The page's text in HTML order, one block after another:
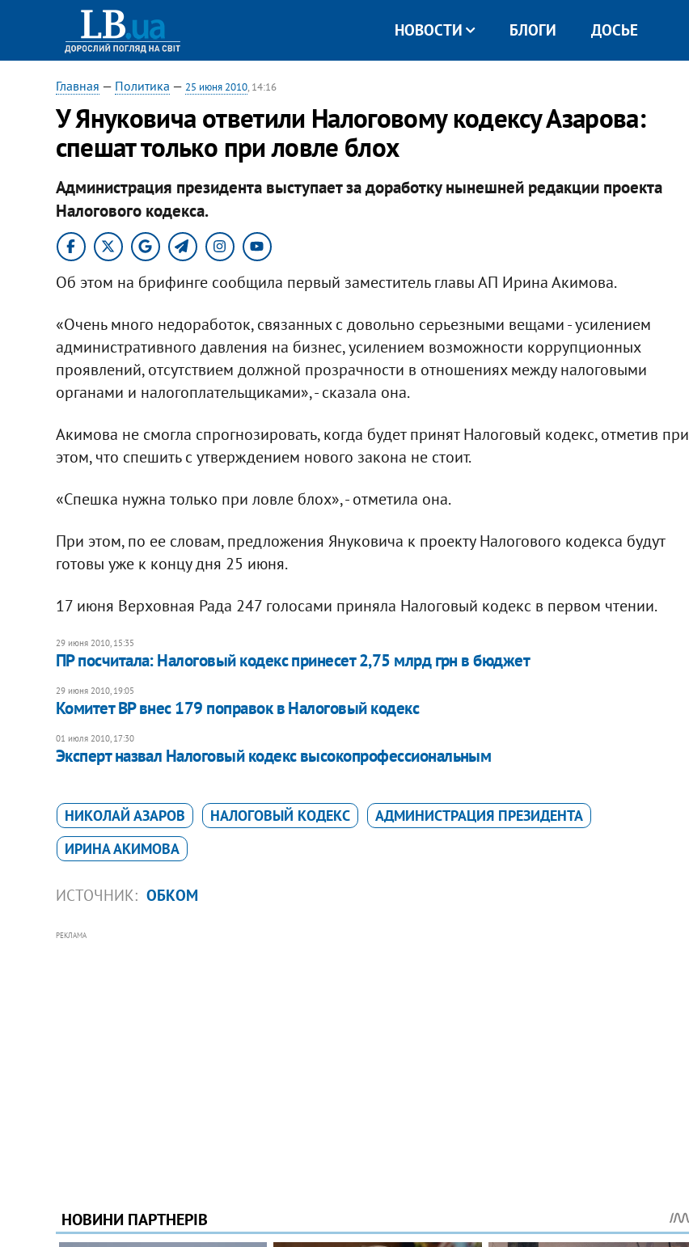
НОВОСТИ БЛОГИ ДОСЬЕ
Главная — Политика — 25 июня 2010, 14:16
У Януковича ответили Налоговому кодексу Азарова:
спешат только при ловле блох
Администрация президента выступает за доработку нынешней редакции проекта
Налогового кодекса.
Об этом на брифинге сообщила первый заместитель главы АП Ирина Акимова.
«Очень много недоработок, связанных с довольно серьезными вещами - усилением
административного давления на бизнес, усилением возможности коррупционных
проявлений, отсутствием должной прозрачности в отношениях между налоговыми
органами и налогоплательщиками», - сказала она.
Акимова не смогла спрогнозировать, когда будет принят Налоговый кодекс, отметив при
этом, что спешить с утверждением нового закона не стоит.
«Спешка нужна только при ловле блох», - отметила она.
При этом, по ее словам, предложения Януковича к проекту Налогового кодекса будут
готовы уже к концу дня 25 июня.
17 июня Верховная Рада 247 голосами приняла Налоговый кодекс в первом чтении.
29 июня 2010, 15:35
ПР посчитала: Налоговый кодекс принесет 2,75 млрд грн в бюджет
29 июня 2010, 19:05
Комитет ВР внес 179 поправок в Налоговый кодекс
01 июля 2010, 17:30
Эксперт назвал Налоговый кодекс высокопрофессиональным
НИКОЛАЙ АЗАРОВ НАЛОГОВЫЙ КОДЕКС
АДМИНИСТРАЦИЯ ПРЕЗИДЕНТА
ИРИНА АКИМОВА
ИСТОЧНИК: ОБКОМ
РЕКЛАМА